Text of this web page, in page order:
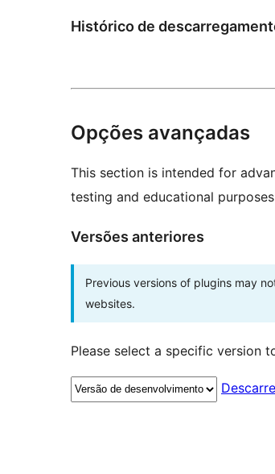
Histórico de
Opções avançadas
This section is intended for
testing and educational
Versões anteriores
Previous versions of plugins may
websites.
Please select a specific version